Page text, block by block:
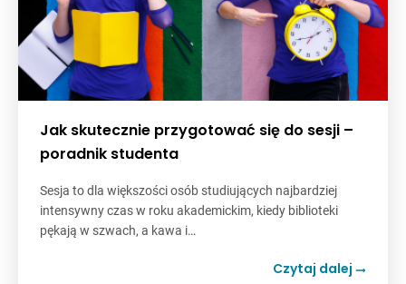
Jak skutecznie przygotować się do sesji –
poradnik studenta
Sesja to dla większości osób studiujących najbardziej
intensywny czas w roku akademickim, kiedy biblioteki
pękają w szwach, a kawa i…
Czytaj dalej